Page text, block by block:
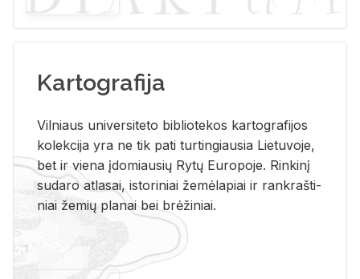
Kartografija
Vil­niaus uni­ver­si­te­to bi­b­lio­te­kos kar­to­gra­fi­jos
ko­lek­ci­ja yra ne tik pati tur­tin­giau­sia Lie­tu­vo­je,
bet ir vie­na įdo­miau­sių Rytų Eu­ro­po­je. Rin­ki­nį
su­da­ro at­la­sai, is­to­ri­niai že­mė­la­piai ir rank­raš­ti­
niai že­mių pla­nai bei brė­ži­niai.